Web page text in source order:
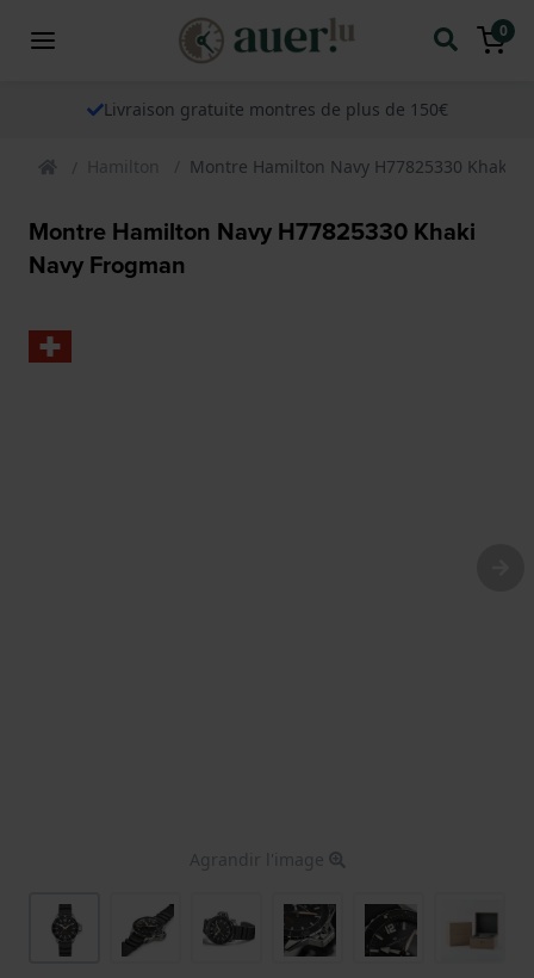
0
Livraison gratuite montres de plus de 150€
Hamilton Montre Hamilton Navy H77825330 Khaki
Montre Hamilton Navy H77825330 Khaki
Navy Frogman
Agrandir l'image